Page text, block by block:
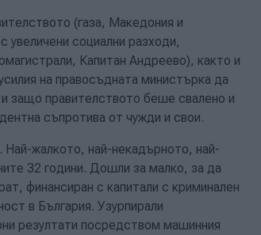
(газа, Македония и
социални разходи,
Капитан Андреево), както и
на правосъдната министърка да
защо правителството беше свалено и
съпротива от чужди и свои.
Най-жалкото, най-некадърното, най-
32 години. Дошли за малко, за да
финансиран с капитали с криминален
в България. Узурпирали
резултати посредством машинния